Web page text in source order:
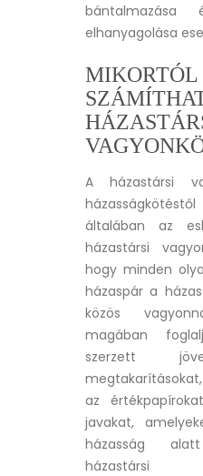
elhanyagolása
MIKORTÓL
A házastársi
általában az
házastársi
hogy minden
házaspár a
közös
magában
szerzett
az
javakat,
házasság
házastársi